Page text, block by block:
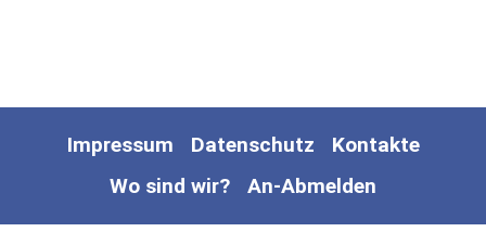
Impressum Datenschutz
Kontakte
Wo sind wir?
An-Abmelden